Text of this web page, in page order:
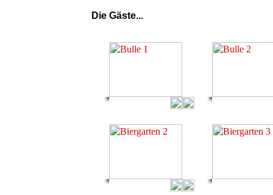
Die Gäste...